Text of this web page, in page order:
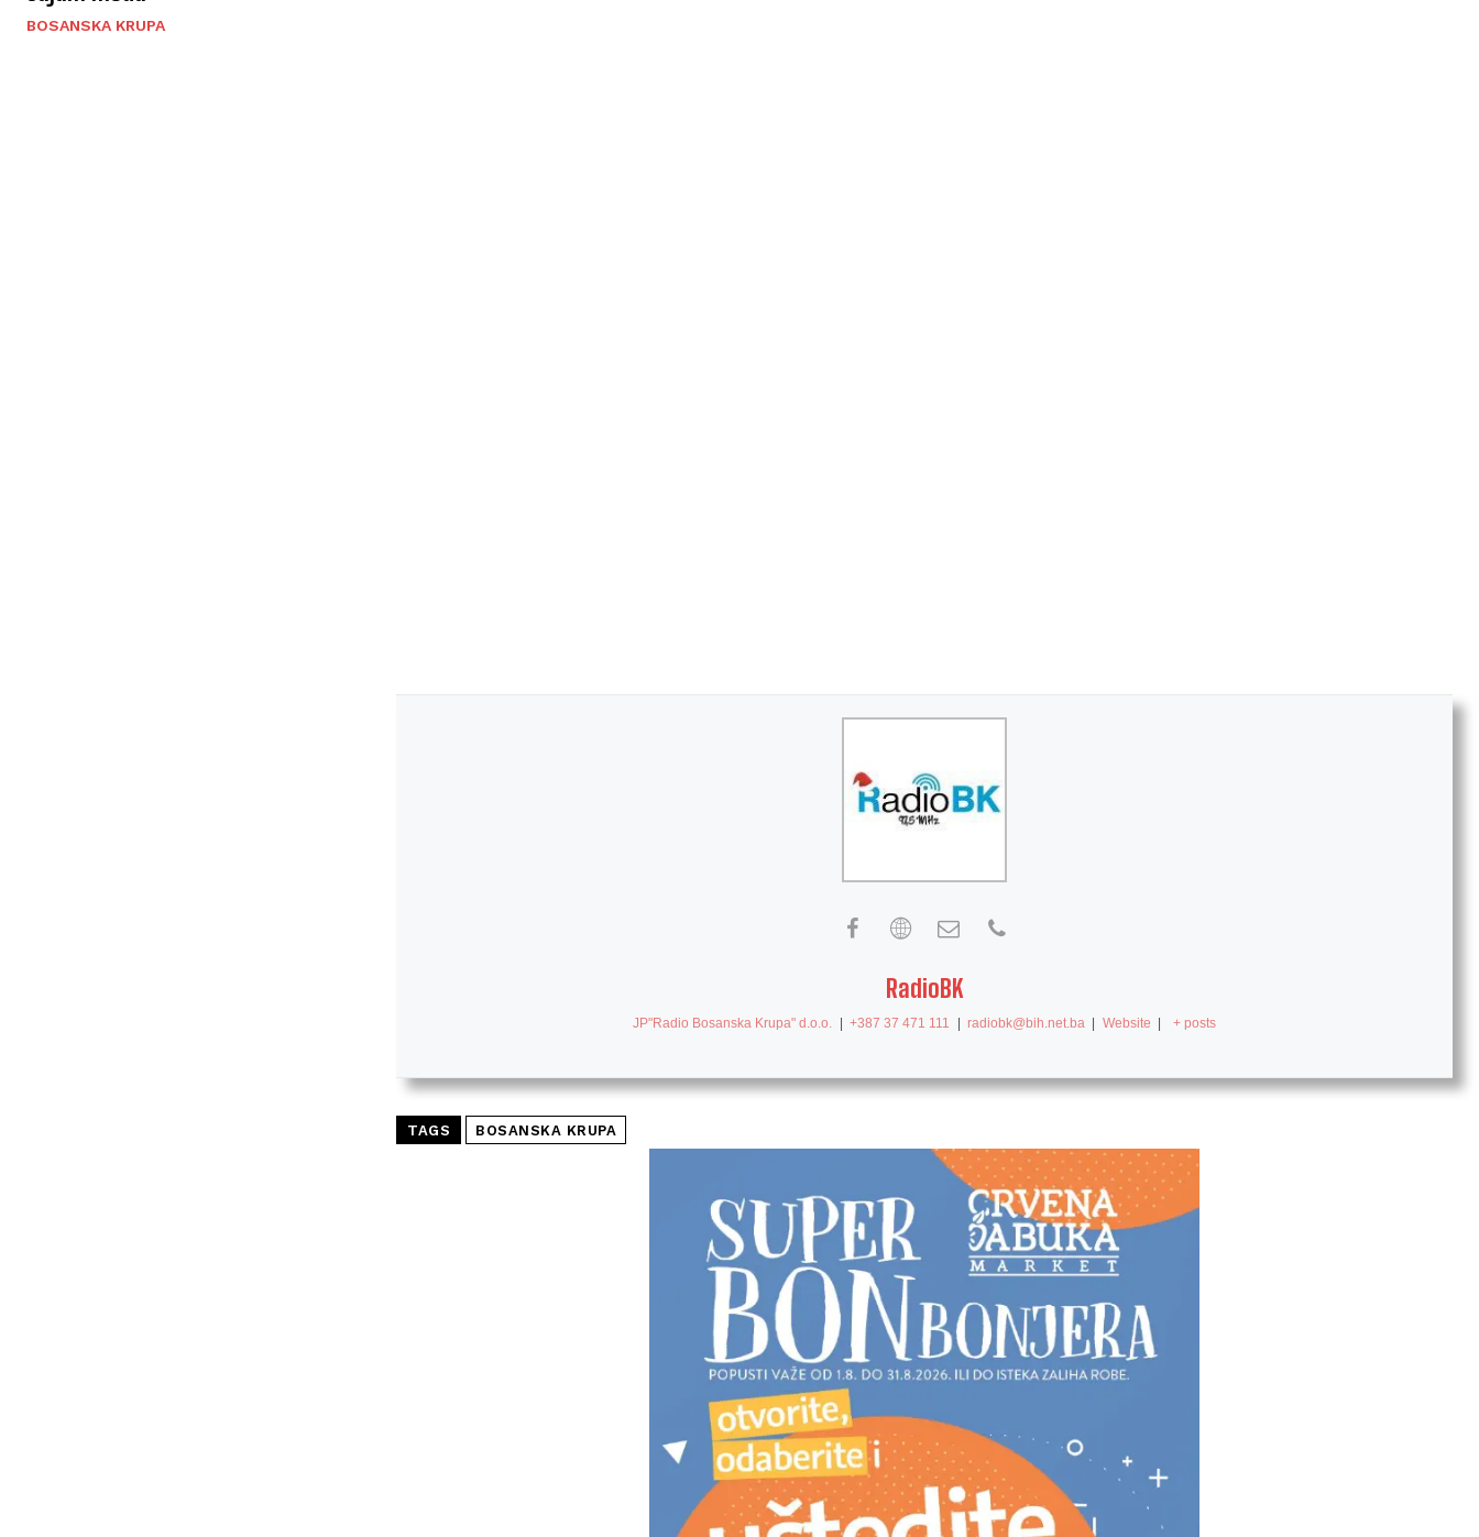
BOSANSKA KRUPA
RadioBK
JP"Radio Bosanska Krupa" d.o.o. | +387 37 471 111 | radiobk@bih.net.ba | Website | + posts
TAGS BOSANSKA KRUPA